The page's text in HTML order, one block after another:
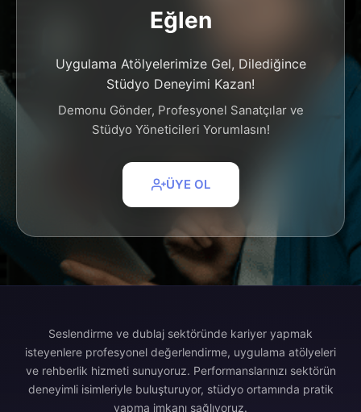
Eğlen
Uygulama Atölyelerimize Gel, Dilediğince
Stüdyo Deneyimi Kazan!
Demonu Gönder, Profesyonel Sanatçılar ve
Stüdyo Yöneticileri Yorumlasın!
ÜYE OL
Seslendirme ve dublaj sektöründe kariyer yapmak
isteyenlere profesyonel değerlendirme, uygulama atölyeleri
ve rehberlik hizmeti sunuyoruz. Performanslarınızı sektörün
deneyimli isimleriyle buluşturuyor, stüdyo ortamında pratik
yapma imkanı sağlıyoruz.